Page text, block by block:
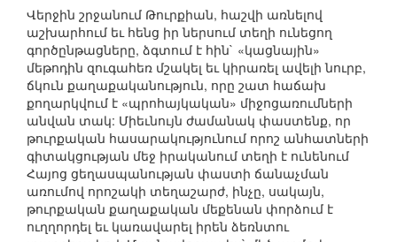
Վերջին շրջանում Թուրքիան, հաշվի առնելով
աշխարհում եւ հենց իր ներսում տեղի ունեցող
գործընթացները, ձգտում է հին` «կացնային»
մեթոդին զուգահեռ մշակել եւ կիրառել ավելի նուրբ,
ճկուն քաղաքականություն, որը շատ հաճախ
քողարկվում է «պրոհայկական» միջոցառումների
անվան տակ: Միեւնույն ժամանակ փաստենք, որ
թուրքական հասարակությունում որոշ անհատների
գիտակցության մեջ իրականում տեղի է ունենում
Հայոց ցեղասպանության փաստի ճանաչման
առումով որոշակի տեղաշարժ, ինչը, սակայն,
թուրքական քաղաքական մեքենան փորձում է
ուղղորդել եւ կառավարել իրեն ձեռնտու